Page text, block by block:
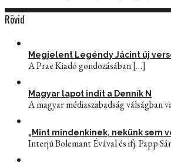
Rövid
Megjelent Legéndy Jácint új
A Prae Kiadó gondozásában[…]
Magyar lapot indít a Denník N
A magyar médiaszabadság válságban
„Mint mindenkinek, nekünk sem
Interjú Bolemant Évával és ifj. Papp